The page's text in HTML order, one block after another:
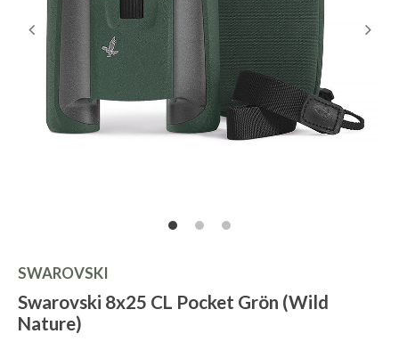
SWAROVSKI
Swarovski 8x25 CL Pocket Grön (Wild
Nature)